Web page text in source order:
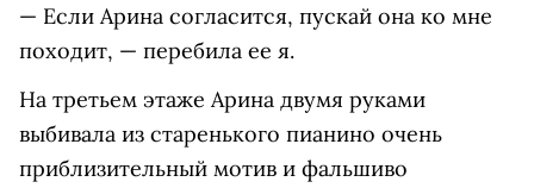
— Если Арина согласится, пускай она ко мне
походит, — перебила ее я.
На третьем этаже Арина двумя руками
выбивала из старенького пианино очень
приблизительный мотив и фальшиво